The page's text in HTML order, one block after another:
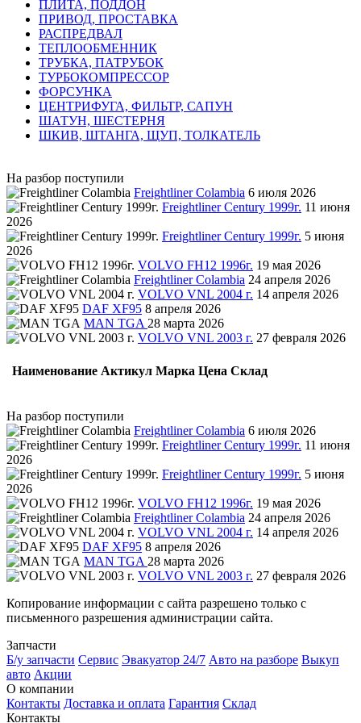
ПЛИТА, ПОДДОН
ПРИВОД, ПРОСТАВКА
РАСПРЕДВАЛ
ТЕПЛООБМЕННИК
ТРУБКА, ПАТРУБОК
ТУРБОКОМПРЕССОР
ФОРСУНКА
ЦЕНТРИФУГА, ФИЛЬТР, САПУН
ШАТУН, ШЕСТЕРНЯ
ШКИВ, ШТАНГА, ЩУП, ТОЛКАТЕЛЬ
На разбор поступили
Freightliner Colambia 6 июля 2026
Freightliner Century 1999г. 11 июня
2026
Freightliner Century 1999г. 5 июня
2026
VOLVO FH12 1996г. 19 мая 2026
Freightliner Colambia 24 апреля 2026
VOLVO VNL 2004 г. 14 апреля 2026
DAF XF95 8 апреля 2026
MAN TGA 28 марта 2026
VOLVO VNL 2003 г. 27 февраля 2026
Наименование Актикул Марка Цена Склад
На разбор поступили
Freightliner Colambia 6 июля 2026
Freightliner Century 1999г. 11 июня
2026
Freightliner Century 1999г. 5 июня
2026
VOLVO FH12 1996г. 19 мая 2026
Freightliner Colambia 24 апреля 2026
VOLVO VNL 2004 г. 14 апреля 2026
DAF XF95 8 апреля 2026
MAN TGA 28 марта 2026
VOLVO VNL 2003 г. 27 февраля 2026
Копирование информации с сайта разрешено только с
письменного разрешения администрации сайта.
Запчасти
Б/у запчасти Сервис Эвакуатор 24/7 Авто на разборе Выкуп
авто Акции
О компании
Контакты Доставка и оплата Гарантия Склад
Контакты